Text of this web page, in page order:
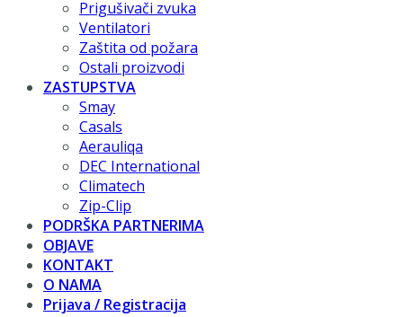
Prigušivači zvuka
Ventilatori
Zaštita od požara
Ostali proizvodi
ZASTUPSTVA
Smay
Casals
Aerauliqa
DEC International
Climatech
Zip-Clip
PODRŠKA PARTNERIMA
OBJAVE
KONTAKT
O NAMA
Prijava / Registracija